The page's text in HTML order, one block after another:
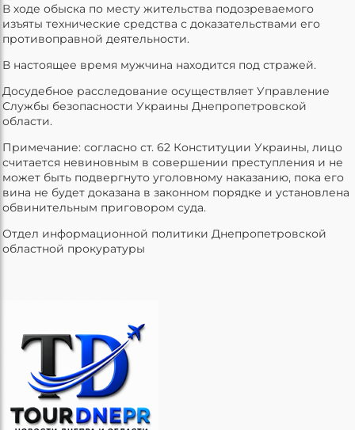
В ходе обыска по месту жительства подозреваемого
изъяты технические средства с доказательствами его
противоправной деятельности.
В настоящее время мужчина находится под стражей.
Досудебное расследование осуществляет Управление
Службы безопасности Украины Днепропетровской
области.
Примечание: согласно ст. 62 Конституции Украины, лицо
считается невиновным в совершении преступления и не
может быть подвергнуто уголовному наказанию, пока его
вина не будет доказана в законном порядке и установлена
обвинительным приговором суда.
Отдел информационной политики Днепропетровской
областной прокуратуры